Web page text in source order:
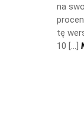
na
tę
10 […]